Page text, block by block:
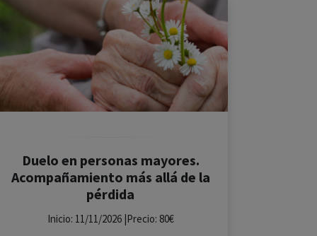
Duelo en personas mayores.
Acompañamiento más allá de la
pérdida
Inicio: 11/11/2026 |Precio: 80€